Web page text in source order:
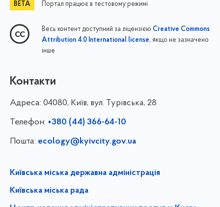
Портал працює в тестовому режимі
Весь контент доступний за ліцензією Creative Commons
Attribution 4.0 International license, якщо не зазначено
інше
Контакти
Адреса: 04080, Київ, вул. Турівська, 28
Телефон: +380 (44) 366-64-10
Пошта: ecology@kyivcity.gov.ua
Київська міська державна адміністрація
Київська міська рада